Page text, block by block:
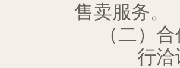
售卖服务。
（二）
行洽